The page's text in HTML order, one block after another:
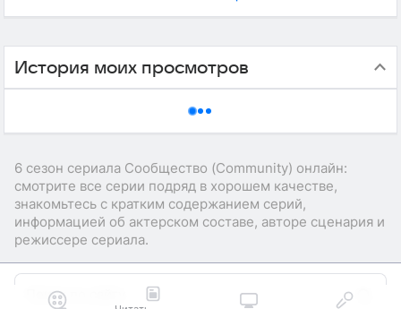
История моих просмотров
6 сезон сериала Сообщество (Community) онлайн:
смотрите все серии подряд в хорошем качестве,
знакомьтесь с кратким содержанием серий,
информацией об актерском составе, авторе сценария и
режиссере сериала.